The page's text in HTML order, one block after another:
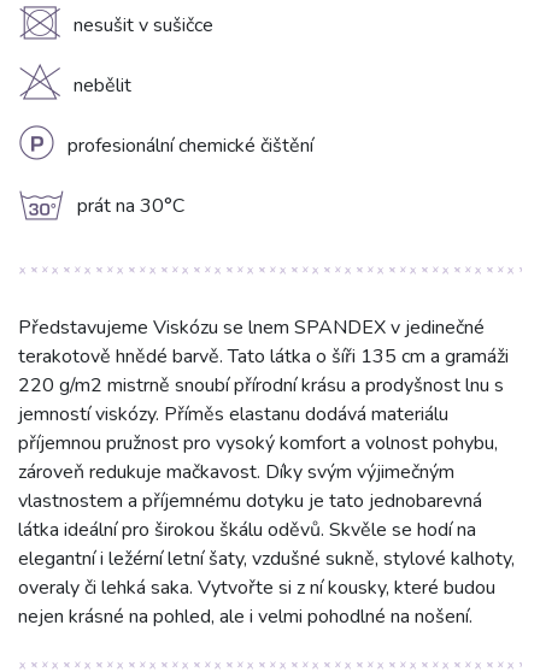
U nesušit v sušičce
H nebělit
L profesionální chemické čištění
g prát na 30°C
Představujeme Viskózu se lnem SPANDEX v jedinečné
terakotově hnědé barvě. Tato látka o šíři 135 cm a gramáži
220 g/m2 mistrně snoubí přírodní krásu a prodyšnost lnu s
jemností viskózy. Příměs elastanu dodává materiálu
příjemnou pružnost pro vysoký komfort a volnost pohybu,
zároveň redukuje mačkavost. Díky svým výjimečným
vlastnostem a příjemnému dotyku je tato jednobarevná
látka ideální pro širokou škálu oděvů. Skvěle se hodí na
elegantní i ležérní letní šaty, vzdušné sukně, stylové kalhoty,
overaly či lehká saka. Vytvořte si z ní kousky, které budou
nejen krásné na pohled, ale i velmi pohodlné na nošení.